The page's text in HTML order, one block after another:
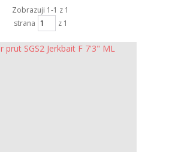
Zobrazuji 1-1 z 1
strana
z 1